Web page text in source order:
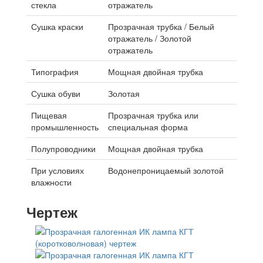
стекла
отражатель
Сушка краски
Прозрачная трубка / Белый
отражатель / Золотой
отражатель
Типография
Мощная двойная трубка
Сушка обуви
Золотая
Пищевая
промышленность
Прозрачная трубка или
специальная форма
Полупроводники
Мощная двойная трубка
При условиях
влажности
Водонепроницаемый золотой
Чертеж